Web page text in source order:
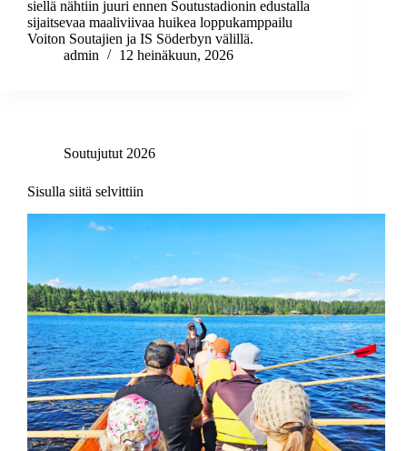
siellä nähtiin juuri ennen Soutustadionin edustalla
sijaitsevaa maaliviivaa huikea loppukamppailu
Voiton Soutajien ja IS Söderbyn välillä.
admin
12 heinäkuun, 2026
Soutujutut 2026
Sisulla siitä selvittiin